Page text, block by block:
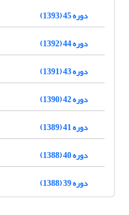
دوره 45 (1393)
دوره 44 (1392)
دوره 43 (1391)
دوره 42 (1390)
دوره 41 (1389)
دوره 40 (1388)
دوره 39 (1388)